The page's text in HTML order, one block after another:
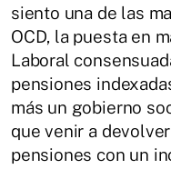
siento una de las
OCD, la puesta en
Laboral
pensiones
más un gobierno
que venir a
pensiones con un